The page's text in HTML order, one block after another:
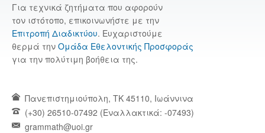
Για τεχνικά ζητήματα που αφορούν
τον ιστότοπο, επικοινωνήστε με την
Επιτροπή Διαδικτύου. Ευχαριστούμε
θερμά την Ομάδα Εθελοντικής Προσφοράς
για την πολύτιμη βοήθεια της.
Πανεπιστημιούπολη, TK 45110, Ιωάννινα
(+30) 26510-07492 (Εναλλακτικά: -07493)
grammath@uoi.gr